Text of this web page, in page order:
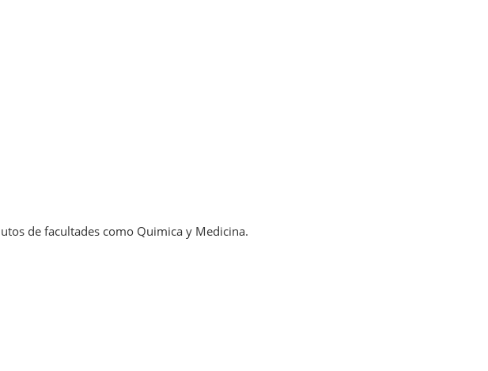
de facultades como Quimica y Medicina.